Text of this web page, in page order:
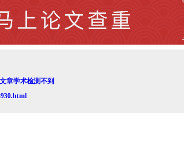
章学术检测不到